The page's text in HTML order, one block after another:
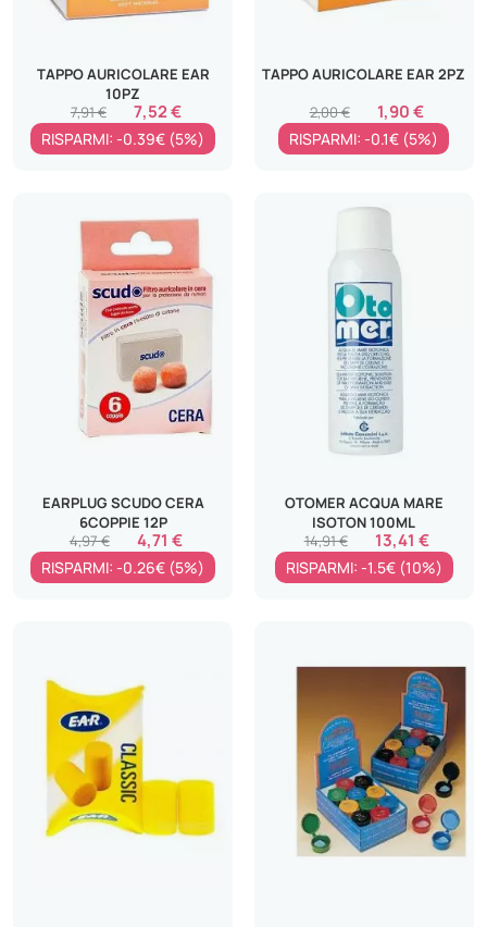
TAPPO AURICOLARE EAR
10PZ
7,52 €
7,91 €
RISPARMI: -0.39€ (5%)
TAPPO AURICOLARE EAR 2PZ
1,90 €
2,00 €
RISPARMI: -0.1€ (5%)
EARPLUG SCUDO CERA
6COPPIE 12P
4,71 €
4,97 €
RISPARMI: -0.26€ (5%)
OTOMER ACQUA MARE
ISOTON 100ML
13,41 €
14,91 €
RISPARMI: -1.5€ (10%)